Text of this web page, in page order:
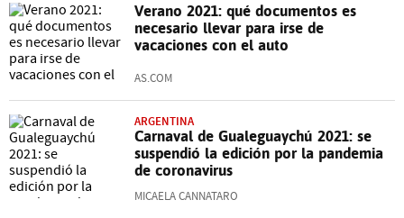
Verano 2021: qué documentos es
necesario llevar para irse de
vacaciones con el auto
AS.COM
ARGENTINA
Carnaval de Gualeguaychú 2021: se
suspendió la edición por la pandemia
de coronavirus
MICAELA CANNATARO